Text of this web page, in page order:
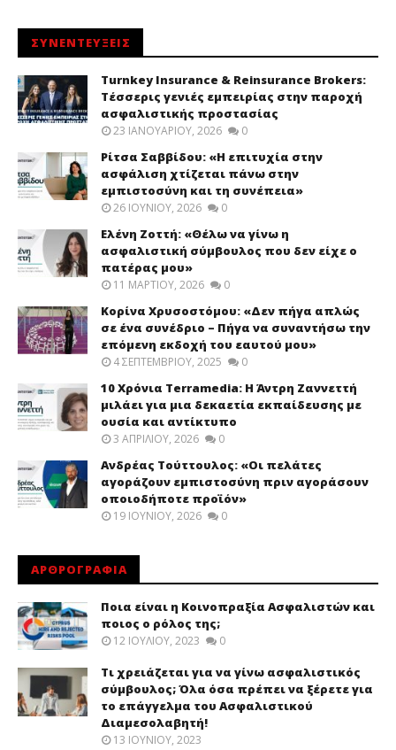
ΣΥΝΕΝΤΕΥΞΕΙΣ
Turnkey Insurance & Reinsurance Brokers:
Τέσσερις γενιές εμπειρίας στην παροχή
ασφαλιστικής προστασίας
23 ΙΑΝΟΥΑΡΊΟΥ, 2026 0
Ρίτσα Σαββίδου: «Η επιτυχία στην
ασφάλιση χτίζεται πάνω στην
εμπιστοσύνη και τη συνέπεια»
26 ΙΟΥΝΊΟΥ, 2026 0
Ελένη Ζοττή: «Θέλω να γίνω η
ασφαλιστική σύμβουλος που δεν είχε ο
πατέρας μου»
11 ΜΑΡΤΊΟΥ, 2026 0
Κορίνα Χρυσοστόμου: «Δεν πήγα απλώς
σε ένα συνέδριο – Πήγα να συναντήσω την
επόμενη εκδοχή του εαυτού μου»
4 ΣΕΠΤΕΜΒΡΊΟΥ, 2025 0
10 Χρόνια Terramedia: Η Άντρη Ζαννεττή
μιλάει για μια δεκαετία εκπαίδευσης με
ουσία και αντίκτυπο
3 ΑΠΡΙΛΊΟΥ, 2026 0
Ανδρέας Τούττουλος: «Οι πελάτες
αγοράζουν εμπιστοσύνη πριν αγοράσουν
οποιοδήποτε προϊόν»
19 ΙΟΥΝΊΟΥ, 2026 0
ΑΡΘΡΟΓΡΑΦΙΑ
Ποια είναι η Κοινοπραξία Ασφαλιστών και
ποιος ο ρόλος της;
12 ΙΟΥΛΊΟΥ, 2023 0
Τι χρειάζεται για να γίνω ασφαλιστικός
σύμβουλος; Όλα όσα πρέπει να ξέρετε για
το επάγγελμα του Ασφαλιστικού
Διαμεσολαβητή!
13 ΙΟΥΝΊΟΥ, 2023